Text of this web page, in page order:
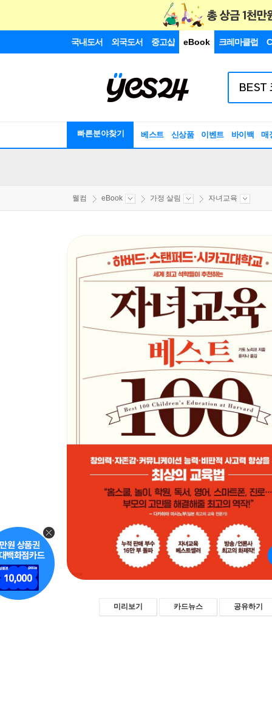
국내도서 외국도서 중고샵 eBook 크레마클럽
빠른분야찾기 베스트 신상품 이벤트 바이백 매
웰컴 eBook 가정 살림 자녀교육
미리보기 카드뉴스 공유하기